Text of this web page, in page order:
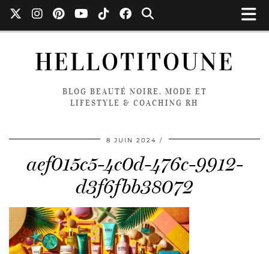
HELLOTITOUNE
BLOG BEAUTÉ NOIRE, MODE ET
LIFESTYLE & COACHING RH
8 JUIN 2024
aef015c5-4c0d-476c-9912-
d3f6fbb38072